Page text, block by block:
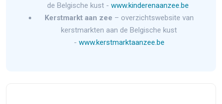
de Belgische kust - www.kinderenaanzee.be
Kerstmarkt aan zee – overzichtswebsite van
kerstmarkten aan de Belgische kust
- www.kerstmarktaanzee.be